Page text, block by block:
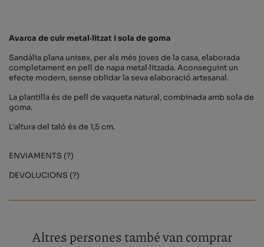
Avarca de cuir metal·litzat i sola de goma
Sandàlia plana unisex, per als més joves de la casa, elaborada
completament en pell de napa metal·litzada. Aconseguint un
efecte modern, sense oblidar la seva elaboració artesanal.
La plantilla és de pell de vaqueta natural, combinada amb sola de
goma.
L'altura del taló és de 1,5 cm.
ENVIAMENTS (?)
DEVOLUCIONS (?)
Altres persones també van comprar